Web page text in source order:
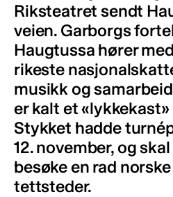
Riksteatret sendt
veien. Garborgs
Haugtussa hører
rikeste
musikk og
er kalt et
Stykket hadde
12. november, og
besøke en rad
tettsteder.